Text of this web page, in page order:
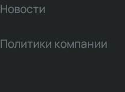
Новости
Политики компании